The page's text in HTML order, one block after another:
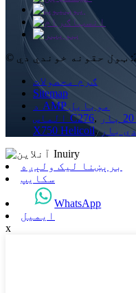
ګرم محصولات
Sitemap
د AMP موبایل
الماس C276,
X750 Helicoil,
برېښنا لیک ولېږه
سکایپ
WhatsApp
ایمیل
x